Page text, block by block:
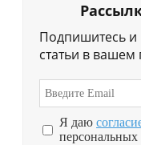
Подпишитесь и
статьи в
Я даю